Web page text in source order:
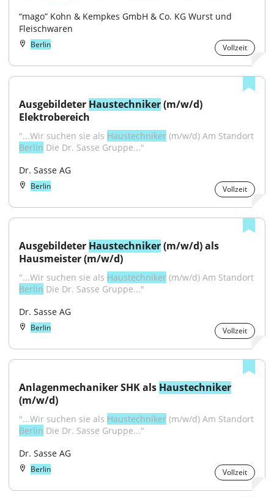
“mago” Kohn & Kempkes GmbH & Co. KG Wurst und
Fleischwaren
Berlin Vollzeit
Ausgebildeter Haustechniker (m/w/d)
Elektrobereich
"...Wir suchen sie als Haustechniker
Berlin Die Dr. Sasse Gruppe..."
Dr. Sasse AG
Berlin Vollzeit
Ausgebildeter Haustechniker (m/w/d) als
Hausmeister (m/w/d)
"...Wir suchen sie als Haustechniker
Berlin Die Dr. Sasse Gruppe..."
Dr. Sasse AG
Berlin Vollzeit
Anlagenmechaniker SHK als Haustechniker
(m/w/d)
"...Wir suchen sie als Haustechniker
Berlin Die Dr. Sasse Gruppe..."
Dr. Sasse AG
Berlin Vollzeit